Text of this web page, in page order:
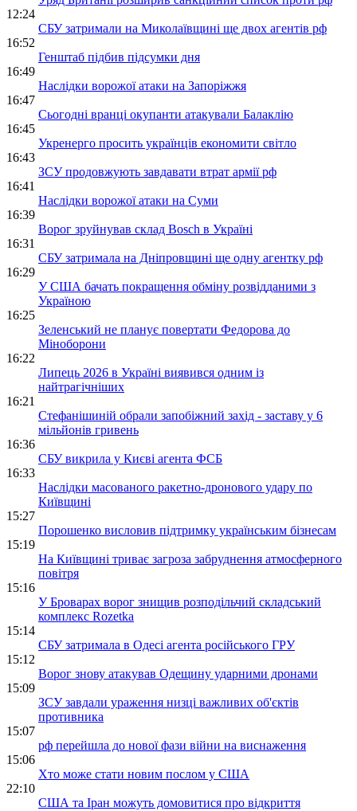
12:24
СБУ затримали на Миколаївщині ще двох агентів рф
16:52
Генштаб підбив підсумки дня
16:49
Наслідки ворожої атаки на Запоріжжя
16:47
Сьогодні вранці окупанти атакували Балаклію
16:45
Укренерго просить українців економити світло
16:43
ЗСУ продовжують завдавати втрат армії рф
16:41
Наслідки ворожої атаки на Суми
16:39
Ворог зруйнував склад Bosch в Україні
16:31
СБУ затримала на Дніпровщині ще одну агентку рф
16:29
У США бачать покращення обміну розвідданими з
Україною
16:25
Зеленський не планує повертати Федорова до
Міноборони
16:22
Липець 2026 в Україні виявився одним із
найтрагічніших
16:21
Стефанішиній обрали запобіжний захід - заставу у 6
мільйонів гривень
16:36
СБУ викрила у Києві агента ФСБ
16:33
Наслідки масованого ракетно-дронового удару по
Київщині
15:27
Порошенко висловив підтримку українським бізнесам
15:19
На Київщині триває загроза забруднення атмосферного
повітря
15:16
У Броварах ворог знищив розподільчий складський
комплекс Rozetka
15:14
СБУ затримала в Одесі агента російського ГРУ
15:12
Ворог знову атакував Одещину ударними дронами
15:09
ЗСУ завдали ураження низці важливих об'єктів
противника
15:07
рф перейшла до нової фази війни на виснаження
15:06
Хто може стати новим послом у США
22:10
США та Іран можуть домовитися про відкриття